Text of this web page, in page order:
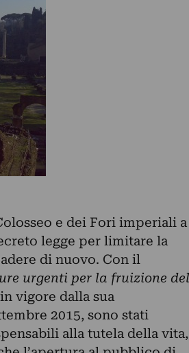
e dei Fori imperiali a
legge per limitare la
di nuovo. Con il
urgenti per la fruizione del
vigore dalla sua
2015, sono stati
alla tutela della vita,